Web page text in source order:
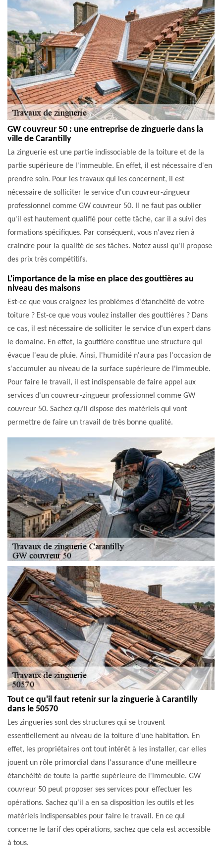
GW couvreur 50 : une entreprise de zinguerie dans la
ville de Carantilly
La zinguerie est une partie indissociable de la toiture et de la
partie supérieure de l'immeuble. En effet, il est nécessaire d'en
prendre soin. Pour les travaux qui les concernent, il est
nécessaire de solliciter le service d'un couvreur-zingueur
professionnel comme GW couvreur 50. Il ne faut pas oublier
qu'il est hautement qualifié pour cette tâche, car il a suivi des
formations spécifiques. Par conséquent, vous n'avez rien à
craindre pour la qualité de ses tâches. Notez aussi qu'il propose
des prix très compétitifs.
L'importance de la mise en place des gouttières au
niveau des maisons
Est-ce que vous craignez les problèmes d'étanchéité de votre
toiture ? Est-ce que vous voulez installer des gouttières ? Dans
ce cas, il est nécessaire de solliciter le service d'un expert dans
le domaine. En effet, la gouttière constitue une structure qui
évacue l'eau de pluie. Ainsi, l'humidité n'aura pas l'occasion de
s'accumuler au niveau de la surface supérieure de l'immeuble.
Pour faire le travail, il est indispensable de faire appel aux
services d'un couvreur-zingueur professionnel comme GW
couvreur 50. Sachez qu'il dispose des matériels qui vont
permettre de faire un travail de très bonne qualité.
Tout ce qu'il faut retenir sur la zinguerie à Carantilly
dans le 50570
Les zingueries sont des structures qui se trouvent
essentiellement au niveau de la toiture d'une habitation. En
effet, les propriétaires ont tout intérêt à les installer, car elles
jouent un rôle primordial dans l'assurance d'une meilleure
étanchéité de toute la partie supérieure de l'immeuble. GW
couvreur 50 peut proposer ses services pour effectuer les
opérations. Sachez qu'il a en sa disposition les outils et les
matériels indispensables pour faire le travail. En ce qui
concerne le tarif des opérations, sachez que cela est accessible
à tous.